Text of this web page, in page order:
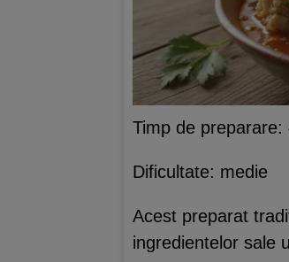
Timp de preparare:
Dificultate: medie
Acest preparat
ingredientelor sale